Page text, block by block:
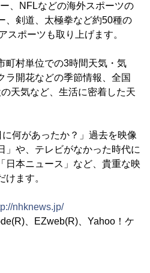
、NFLなどの海外スポーツの
、剣道、太極拳など約50種の
スポーツも取り上げます。
単位での3時間天気・気
ラ開花などの季節情報、全国
天気など、生活に密着した天
何があったか？」過去を映像
」や、テレビがなかった時代に
日本ニュース」など、貴重な映
ます。
nhknews.jp/
、EZweb(R)、Yahoo！ケ